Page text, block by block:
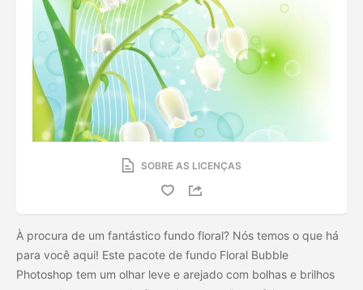
SOBRE AS LICENÇAS
À procura de um fantástico fundo floral? Nós temos o que há
para você aqui! Este pacote de fundo Floral Bubble
Photoshop tem um olhar leve e arejado com bolhas e brilhos